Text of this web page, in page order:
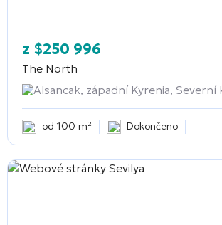
z $250 996
The North
Alsancak, západní Kyrenia, Severní
od 100 m² Dokončeno